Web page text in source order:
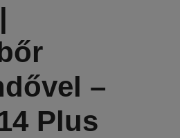
–
Plus